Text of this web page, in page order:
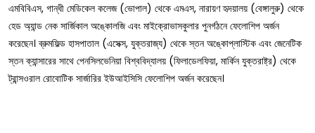
এমবিবিএস, গান্ধী মেডিকেল কলেজ (ভোপাল) থেকে এমএস, নারায়ণ হৃদয়ালয় (বেঙ্গালুরু) থেকে
হেড অ্যান্ড নেক সার্জিকাল অঙ্কোলজি এবং মাইক্রোভাসকুলার পুনর্গঠনে ফেলোশিপ অর্জন
করেছেন। ব্রুমফিল্ড হাসপাতাল (এসেক্স, যুক্তরাজ্য) থেকে স্তন অঙ্কোপ্লাস্টিক এবং জেনেটিক
স্তন ক্যান্সারের সাথে পেনসিলভেনিয়া বিশ্ববিদ্যালয় (ফিলাডেলফিয়া, মার্কিন যুক্তরাষ্ট্র) থেকে
ট্রান্সওরাল রোবোটিক সার্জারির ইউআইসিসি ফেলোশিপ অর্জন করেছেন।